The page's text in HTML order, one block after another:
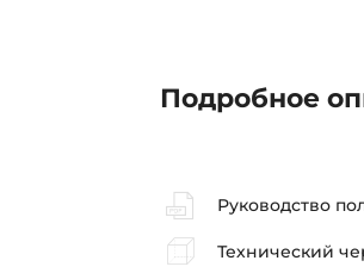
Подробное
Руководство
Технический